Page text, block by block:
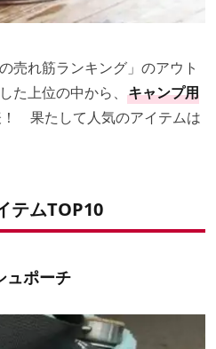
売れ筋ランキング」のアウト
た上位の中から、 キャンプ用
！ 果たして人気のアイテムは
テムTOP10
ュポーチ